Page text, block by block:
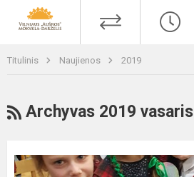
Titulinis Naujienos 2019
Archyvas 2019 vasaris